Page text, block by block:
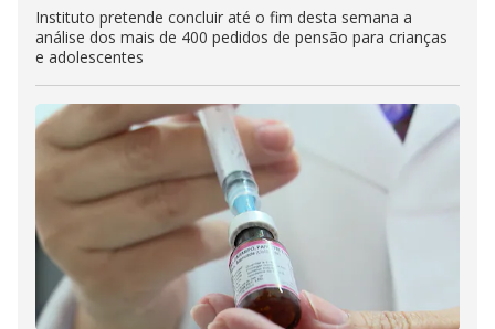
Instituto pretende concluir até o fim desta semana a
análise dos mais de 400 pedidos de pensão para crianças
e adolescentes